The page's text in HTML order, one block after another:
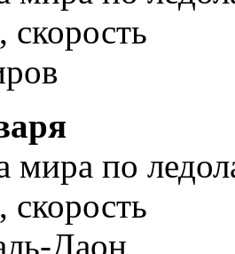
скорость
мира по
скорость
Даон